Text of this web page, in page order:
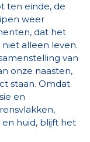
ten einde, de
weer
dat het
alleen leven.
van
onze naasten,
staan. Omdat
en
huid, blijft het